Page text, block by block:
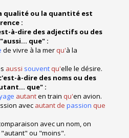
qualité ou la quantité est
:
à-dire des adjectifs ou des
que" :
de vivre à la mer qu'à la
aussi souvent qu'elle le désire.
à-dire des noms ou des
que" :
autanten train qu'en avion.
avec autant de passion que
avec un nom, on
ou "moins".